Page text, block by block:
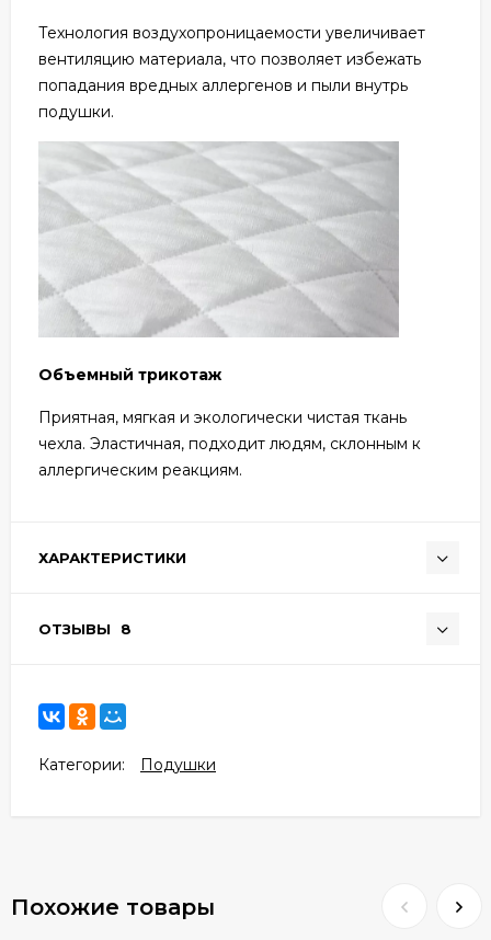
Технология воздухопроницаемости увеличивает
вентиляцию материала, что позволяет избежать
попадания вредных аллергенов и пыли внутрь
подушки.
Объемный трикотаж
Приятная, мягкая и экологически чистая ткань
чехла. Эластичная, подходит людям, склонным к
аллергическим реакциям.
ХАРАКТЕРИСТИКИ
ОТЗЫВЫ 8
Категории: Подушки
Похожие товары